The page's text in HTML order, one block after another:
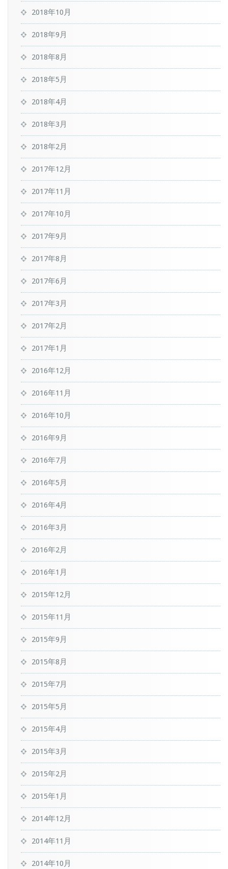
2018年10月
2018年9月
2018年8月
2018年5月
2018年4月
2018年3月
2018年2月
2017年12月
2017年11月
2017年10月
2017年9月
2017年8月
2017年6月
2017年3月
2017年2月
2017年1月
2016年12月
2016年11月
2016年10月
2016年9月
2016年7月
2016年5月
2016年4月
2016年3月
2016年2月
2016年1月
2015年12月
2015年11月
2015年9月
2015年8月
2015年7月
2015年5月
2015年4月
2015年3月
2015年2月
2015年1月
2014年12月
2014年11月
2014年10月